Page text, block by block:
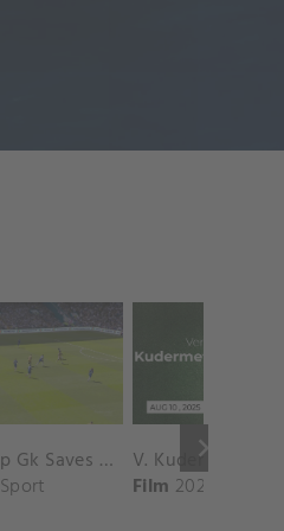
keyboard_arrow_right
Chelsea Top Gk Saves vs. Crystal Palace
Sport Film 2025